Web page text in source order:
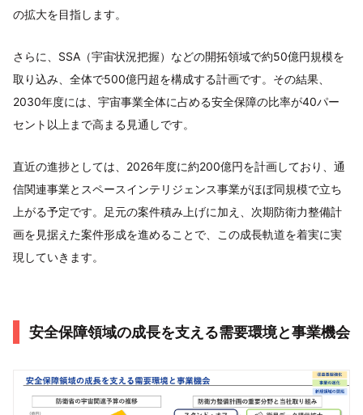
の拡大を目指します。
さらに、SSA（宇宙状況把握）などの開拓領域で約50億円規模を
取り込み、全体で500億円超を構成する計画です。その結果、
2030年度には、宇宙事業全体に占める安全保障の比率が40パー
セント以上まで高まる見通しです。
直近の進捗としては、2026年度に約200億円を計画しており、通
信関連事業とスペースインテリジェンス事業がほぼ同規模で立ち
上がる予定です。足元の案件積み上げに加え、次期防衛力整備計
画を見据えた案件形成を進めることで、この成長軌道を着実に実
現していきます。
安全保障領域の成⻑を支える需要環境と事業機会